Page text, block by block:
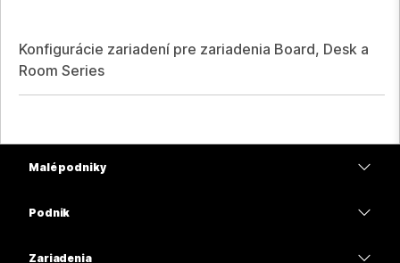
Konfigurácie zariadení pre zariadenia Board, Desk a
Room Series
Malé podniky
Podnik
Zariadenia